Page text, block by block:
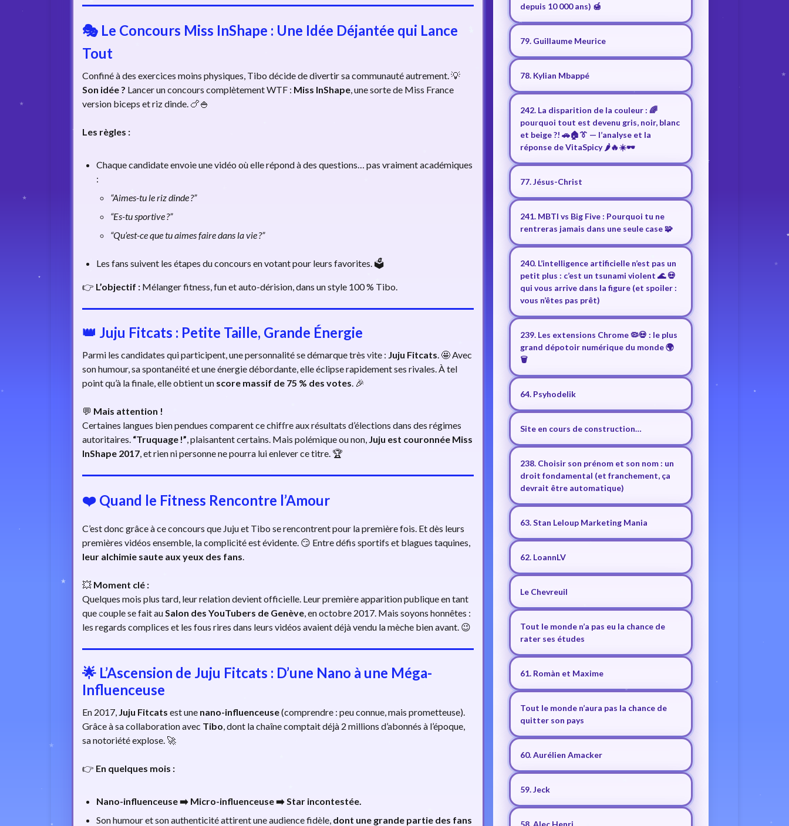
🎭 Le Concours Miss InShape : Une Idée Déjantée qui Lance
Tout
Confiné à des exercices moins physiques, Tibo décide de divertir sa communauté autrement. 💡
Son idée ? Lancer un concours complètement WTF : Miss InShape, une sorte de Miss France
version biceps et riz dinde. 🍗🍚
Les règles :
Chaque candidate envoie une vidéo où elle répond à des questions… pas vraiment académiques
:
“Aimes-tu le riz dinde ?”
“Es-tu sportive ?”
“Qu’est-ce que tu aimes faire dans la vie ?”
Les fans suivent les étapes du concours en votant pour leurs favorites. 🗳️
👉 L’objectif : Mélanger fitness, fun et auto-dérision, dans un style 100 % Tibo.
👑 Juju Fitcats : Petite Taille, Grande Énergie
Parmi les candidates qui participent, une personnalité se démarque très vite : Juju Fitcats. 🤩 Avec
son humour, sa spontanéité et une énergie débordante, elle éclipse rapidement ses rivales. À tel
point qu’à la finale, elle obtient un score massif de 75 % des votes. 🎉
💬 Mais attention !
Certaines langues bien pendues comparent ce chiffre aux résultats d’élections dans des régimes
autoritaires. “Truquage !”, plaisantent certains. Mais polémique ou non, Juju est couronnée Miss
InShape 2017, et rien ni personne ne pourra lui enlever ce titre. 🏆
❤️ Quand le Fitness Rencontre l’Amour
C’est donc grâce à ce concours que Juju et Tibo se rencontrent pour la première fois. Et dès leurs
premières vidéos ensemble, la complicité est évidente. 😏 Entre défis sportifs et blagues taquines,
leur alchimie saute aux yeux des fans.
💥 Moment clé :
Quelques mois plus tard, leur relation devient officielle. Leur première apparition publique en tant
que couple se fait auSalon des YouTubers de Genève, en octobre 2017. Mais soyons honnêtes :
les regards complices et les fous rires dans leurs vidéos avaient déjà vendu la mèche bien avant. 😉
🌟 L’Ascension de Juju Fitcats : D’une Nano à une Méga-
Influenceuse
En 2017, Juju Fitcats est une nano-influenceuse(comprendre : peu connue, mais prometteuse).
Grâce à sa collaboration avec Tibo, dont la chaîne comptait déjà 2 millions d’abonnés à l’époque,
sa notoriété explose. 🚀
👉 En quelques mois :
Nano-influenceuse ➡️ Micro-influenceuse ➡️ Star incontestée.
Son humour et son authenticité attirent une audience fidèle, dont une grande partie des fans
depuis 10 000 ans) 🍯
79. Guillaume Meurice
78. Kylian Mbappé
242. La disparition de la couleur : 🌈
pourquoi tout est devenu gris, noir, blanc
et beige ?! 🚗🏠👔 — l’analyse et la
réponse de VitaSpicy 🌶️🔥☀️🕶️
77. Jésus-Christ
241. MBTI vs Big Five : Pourquoi tu ne
rentreras jamais dans une seule case 🧩
240. L’intelligence artificielle n’est pas un
petit plus : c’est un tsunami violent 🌊 💀
qui vous arrive dans la figure (et spoiler :
vous n’êtes pas prêt)
239. Les extensions Chrome 🦠💀 : le plus
grand dépotoir numérique du monde 🌍
🗑️
64. Psyhodelik
Site en cours de construction…
238. Choisir son prénom et son nom : un
droit fondamental (et franchement, ça
devrait être automatique)
63. Stan Leloup Marketing Mania
62. LoannLV
Le Chevreuil
Tout le monde n’a pas eu la chance de
rater ses études
61. Romàn et Maxime
Tout le monde n’aura pas la chance de
quitter son pays
60. Aurélien Amacker
59. Jeck
58. Alec Henri